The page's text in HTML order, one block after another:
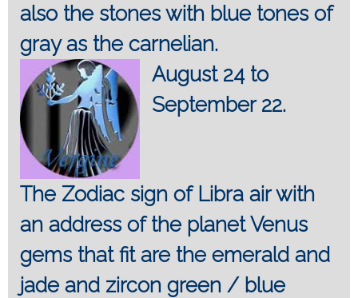
also the stones with blue tones of
gray as the carnelian.
August 24 to
September 22.
The Zodiac sign of Libra air with
an address of the planet Venus
gems that fit are the emerald and
jade and zircon green / blue